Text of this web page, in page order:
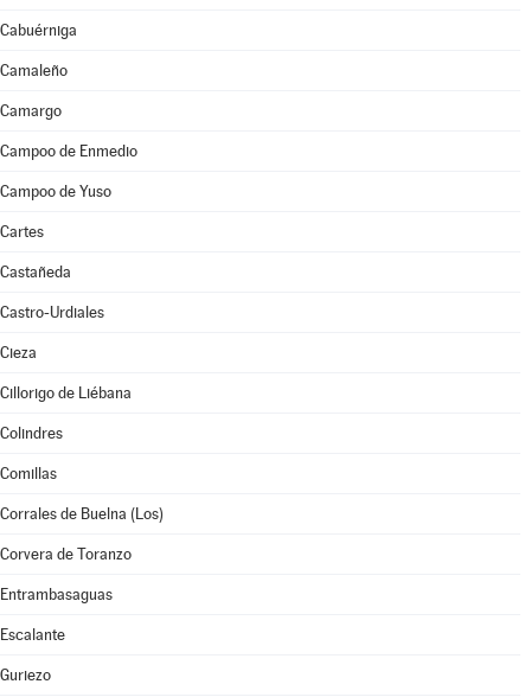
Cabuérniga
Camaleño
Camargo
Campoo de Enmedio
Campoo de Yuso
Cartes
Castañeda
Castro-Urdiales
Cieza
Cillorigo de Liébana
Colindres
Comillas
Corrales de Buelna (Los)
Corvera de Toranzo
Entrambasaguas
Escalante
Guriezo